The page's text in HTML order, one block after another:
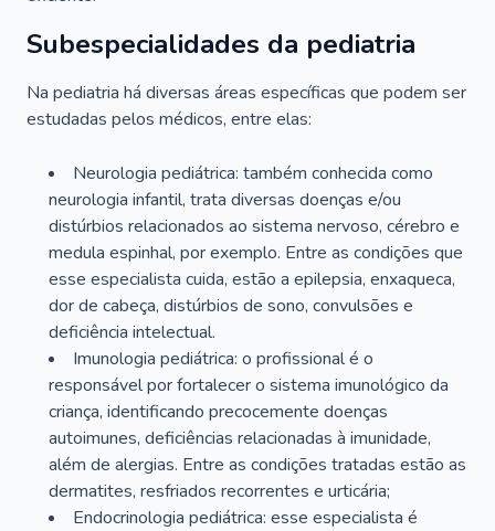
Subespecialidades da pediatria
Na pediatria há diversas áreas específicas que podem ser
estudadas pelos médicos, entre elas:
Neurologia pediátrica: também conhecida como
neurologia infantil, trata diversas doenças e/ou
distúrbios relacionados ao sistema nervoso, cérebro e
medula espinhal, por exemplo. Entre as condições que
esse especialista cuida, estão a epilepsia, enxaqueca,
dor de cabeça, distúrbios de sono, convulsões e
deficiência intelectual.
Imunologia pediátrica: o profissional é o
responsável por fortalecer o sistema imunológico da
criança, identificando precocemente doenças
autoimunes, deficiências relacionadas à imunidade,
além de alergias. Entre as condições tratadas estão as
dermatites, resfriados recorrentes e urticária;
Endocrinologia pediátrica: esse especialista é